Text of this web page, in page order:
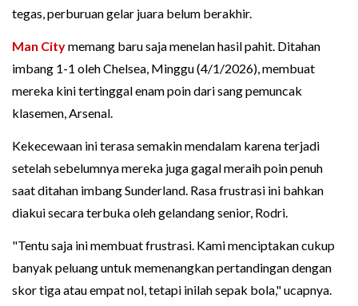
tegas, perburuan gelar juara belum berakhir.
Man Citymemang baru saja menelan hasil pahit. Ditahan
imbang 1-1 oleh Chelsea, Minggu (4/1/2026), membuat
mereka kini tertinggal enam poin dari sang pemuncak
klasemen, Arsenal.
Kekecewaan ini terasa semakin mendalam karena terjadi
setelah sebelumnya mereka juga gagal meraih poin penuh
saat ditahan imbang Sunderland. Rasa frustrasi ini bahkan
diakui secara terbuka oleh gelandang senior, Rodri.
"Tentu saja ini membuat frustrasi. Kami menciptakan cukup
banyak peluang untuk memenangkan pertandingan dengan
skor tiga atau empat nol, tetapi inilah sepak bola," ucapnya.